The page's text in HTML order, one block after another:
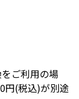
ご利用の場
円(税込)が別途